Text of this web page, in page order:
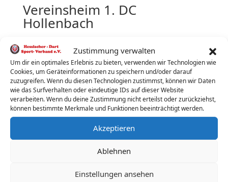
Zustimmung verwalten
Um dir ein optimales Erlebnis zu bieten, verwenden wir Technologien wie
Cookies, um Geräteinformationen zu speichern und/oder darauf
zuzugreifen. Wenn du diesen Technologien zustimmst, können wir Daten
wie das Surfverhalten oder eindeutige IDs auf dieser Website
verarbeiten. Wenn du deine Zustimmung nicht erteilst oder zurückziehst,
können bestimmte Merkmale und Funktionen beeinträchtigt werden.
Akzeptieren
Ablehnen
Einstellungen ansehen
Vereinsheim 1. DC
Hollenbach
34621 Frielendorf
Freitag (jeden)
Turnierbeginn: 19:30 Uhr
Turnierleiter:Dennis Beilfuß
Telefon:0160/6362368